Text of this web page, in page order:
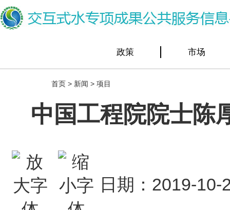
政策 市场
首页 > 新闻 > 项目
中国工程院院士陈
日期：2019-